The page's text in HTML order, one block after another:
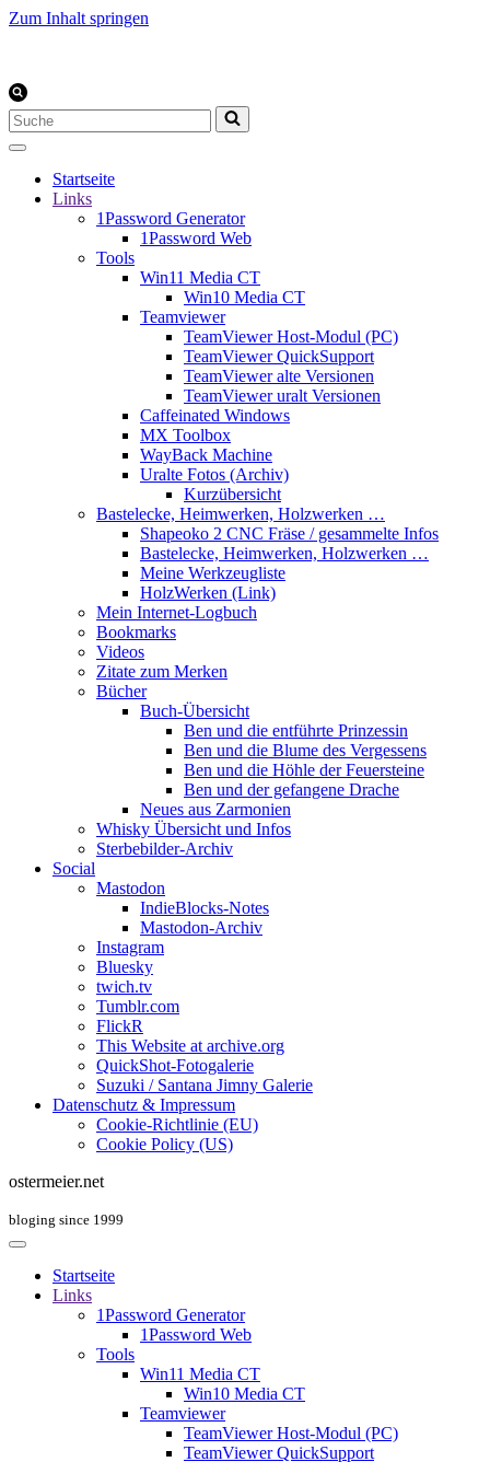
Zum Inhalt springen
Suchen
nach …
Startseite
Links
1Password Generator
1Password Web
Tools
Win11 Media CT
Win10 Media CT
Teamviewer
TeamViewer Host-Modul (PC)
TeamViewer QuickSupport
TeamViewer alte Versionen
TeamViewer uralt Versionen
Caffeinated Windows
MX Toolbox
WayBack Machine
Uralte Fotos (Archiv)
Kurzübersicht
Bastelecke, Heimwerken, Holzwerken …
Shapeoko 2 CNC Fräse / gesammelte Infos
Bastelecke, Heimwerken, Holzwerken …
Meine Werkzeugliste
HolzWerken (Link)
Mein Internet-Logbuch
Bookmarks
Videos
Zitate zum Merken
Bücher
Buch-Übersicht
Ben und die entführte Prinzessin
Ben und die Blume des Vergessens
Ben und die Höhle der Feuersteine
Ben und der gefangene Drache
Neues aus Zarmonien
Whisky Übersicht und Infos
Sterbebilder-Archiv
Social
Mastodon
IndieBlocks-Notes
Mastodon-Archiv
Instagram
Bluesky
twich.tv
Tumblr.com
FlickR
This Website at archive.org
QuickShot-Fotogalerie
Suzuki / Santana Jimny Galerie
Datenschutz & Impressum
Cookie-Richtlinie (EU)
Cookie Policy (US)
ostermeier.net
bloging since 1999
Startseite
Links
1Password Generator
1Password Web
Tools
Win11 Media CT
Win10 Media CT
Teamviewer
TeamViewer Host-Modul (PC)
TeamViewer QuickSupport